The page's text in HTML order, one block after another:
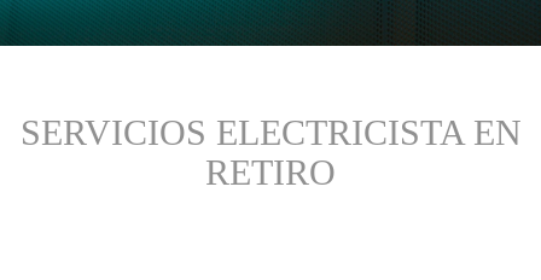
SERVICIOS ELECTRICISTA EN
RETIRO